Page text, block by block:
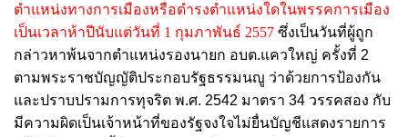
ตำแหน่งทางการเมืองหรือดำรงตำแหน่งใดในพรรคการเมือง
เป็นเวลาห้าปีนับแต่วันที่ 1 กุมภาพันธ์ 2557 ซึ่งเป็นวันที่ผู้ถูก
กล่าวหาพ้นจากตำแหน่งรองนายก อบต.แควใหญ่ ครั้งที่ 2
ตามพระราชบัญญัติประกอบรัฐธรรมนญู ว่าด้วยการป้องกัน
และปราบปรามการทุจริต พ.ศ. 2542 มาตรา 34 วรรคสอง กับ
มีความผิดเป็นเจ้าหน้าที่ของรัฐจงใจไม่ยื่นบัญชีแสดงรายการ